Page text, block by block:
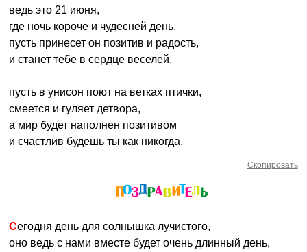
ведь это 21 июня,
где ночь короче и чудесней день.
пусть принесет он позитив и радость,
и станет тебе в сердце веселей.
пусть в унисон поют на ветках птички,
смеется и гуляет детвора,
а мир будет наполнен позитивом
и счастлив будешь ты как никогда.
Скопировать
Сегодня день для солнышка лучистого,
оно ведь с нами вместе будет очень длинный день,